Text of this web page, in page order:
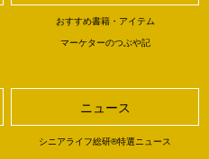
おすすめ書籍・アイテム
マーケターのつぶや記
ニュース
シニアライフ総研®特選ニュース